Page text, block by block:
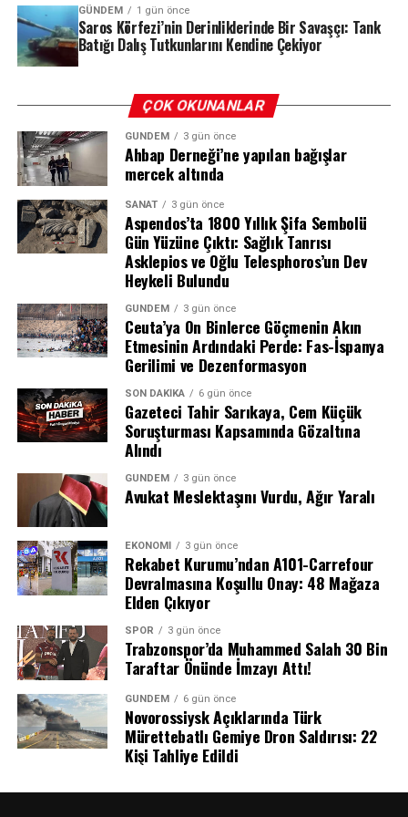
Bulgular
Soruşturma kapsamında elde edilen deliller, dosyanın
şüphelilerin HTS (Hücresel Haberleşme Sistemi) ve PTS
(Plaka Tanıma Sistemi) kayıtlarını, kriminal inceleme
bulgularını ve tanık beyanlarını bir araya getirerek
olayın perdesini aralamaya çalıştı.
Yapılan incelemelerde, Evindar Tiğrak’ın kaybolmadan
hemen önce şüphelilerden biriyle yoğun telefon trafiği
ve mesajlaşma yaşadığı tespit edildi. Dikkat çeken bir
diğer detay ise, şüphelinin kullandığı 21 AC 935 plakalı
aracın, olay günü bagaj kapağı açık bir şekilde ve tek
başına seyir halinde olduğunun kayıtlara geçmesi oldu.
Araç üzerinde yapılan kriminal incelemede ise bagaj ve
ön yolcu koltuğunda biyolojik bulgulara rastlandı. Bu
bulgular arasında üç farklı erkeğe ait kan örneği ve bir
kadına ait kan örneğinin bulunması, işin vahametini
gözler önüne serdi.
Tanık İfadeleri ve Şüpheli Hareketler
Soruşturma kapsamında ifadesine başvurulan tanıklar,
olayın ardından aracın detaylı bir şekilde temizlendiğini,
koltuk döşemelerinin söküldüğünü ve içindeki eşyaların
yerlerinin değiştirildiğini anlattı. Bir oto yıkama
işletmecisinin ifadesinde ise araç içerisinde yoğun bir
kötü koku olduğu ve arka koltuklarda kan izleri
görüldüğü belirtildi. Tüm bu deliller doğrultusunda
kimlikleri tespit edilen N.Y. (41) ve Y.D. (26), düzenlenen
operasyonla gözaltına alındı.
“Tasarlayarak Kasten Öldürme”
Tutuklaması
Emniyetteki işlemlerinin ardından adliyeye sevk edilen
GÜNDEM 1 gün önce
Saros Körfezi’nin Derinliklerinde Bir Savaşçı: Tank
Batığı Dalış Tutkunlarını Kendine Çekiyor
ÇOK OKUNANLAR
GÜNDEM 3 gün önce
Ahbap Derneği’ne yapılan bağışlar
mercek altında
SANAT 3 gün önce
Aspendos’ta 1800 Yıllık Şifa Sembolü
Gün Yüzüne Çıktı: Sağlık Tanrısı
Asklepios ve Oğlu Telesphoros’un Dev
Heykeli Bulundu
GÜNDEM 3 gün önce
Ceuta’ya On Binlerce Göçmenin Akın
Etmesinin Ardındaki Perde: Fas-İspanya
Gerilimi ve Dezenformasyon
SON DAKIKA 6 gün önce
Gazeteci Tahir Sarıkaya, Cem Küçük
Soruşturması Kapsamında Gözaltına
Alındı
GÜNDEM 3 gün önce
Avukat Meslektaşını Vurdu, Ağır Yaralı
EKONOMI 3 gün önce
Rekabet Kurumu’ndan A101-Carrefour
Devralmasına Koşullu Onay: 48 Mağaza
Elden Çıkıyor
SPOR 3 gün önce
Trabzonspor’da Muhammed Salah 30 Bin
Taraftar Önünde İmzayı Attı!
GÜNDEM 6 gün önce
Novorossiysk Açıklarında Türk
Mürettebatlı Gemiye Dron Saldırısı: 22
Kişi Tahliye Edildi